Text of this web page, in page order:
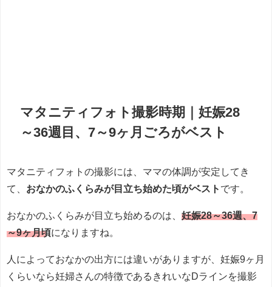
マタニティフォト撮影時期｜妊娠28
～36週目、7～9ヶ月ごろがベスト
マタニティフォトの撮影には、ママの体調が安定してき
て、 おなかのふくらみが目立ち始めた頃がベスト です。
おなかのふくらみが目立ち始めるのは、 妊娠28～36週、7
～9ヶ月頃になりますね。
人によっておなかの出方には違いがありますが、妊娠9ヶ月
くらいなら妊婦さんの特徴であるきれいなDラインを撮影